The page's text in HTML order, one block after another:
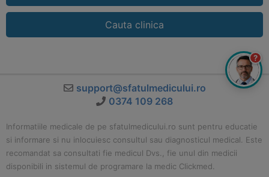
Cauta clinica
support@sfatulmedicului.ro
0374 109 268
Informatiile medicale de pe sfatulmedicului.ro sunt pentru educatie
si informare si nu inlocuiesc consultul sau diagnosticul medical. Este
recomandat sa consultati fie medicul Dvs., fie unul din medicii
disponibili in sistemul de programare la medic Clickmed.
?